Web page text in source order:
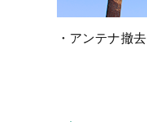
・アンテナ撤去